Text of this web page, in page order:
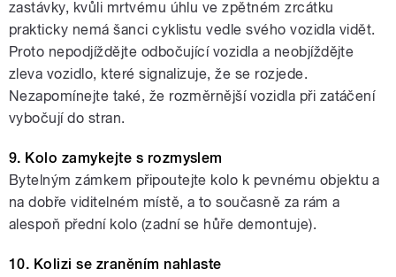
zastávky, kvůli mrtvému úhlu ve zpětném zrcátku
prakticky nemá šanci cyklistu vedle svého vozidla vidět.
Proto nepodjíždějte odbočující vozidla a neobjíždějte
zleva vozidlo, které signalizuje, že se rozjede.
Nezapomínejte také, že rozměrnější vozidla při zatáčení
vybočují do stran.
9. Kolo zamykejte s rozmyslem
Bytelným zámkem připoutejte kolo k pevnému objektu a
na dobře viditelném místě, a to současně za rám a
alespoň přední kolo (zadní se hůře demontuje).
10. Kolizi se zraněním nahlaste